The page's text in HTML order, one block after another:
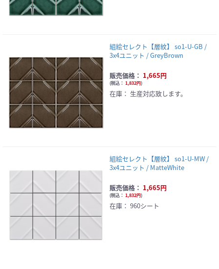
組絵セレクト【層紋】 so1-U-GB /
3x4ユニット / GreyBrown
販売価格： 1,665円
(税込： 1,832円)
在庫： 生産対応致します。
組絵セレクト【層紋】 so1-U-MW /
3x4ユニット / MatteWhite
販売価格： 1,665円
(税込： 1,832円)
在庫： 960シート